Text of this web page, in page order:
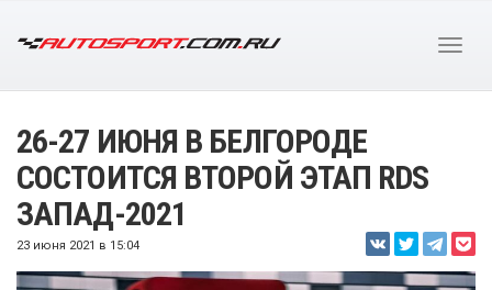
26-27 ИЮНЯ В БЕЛГОРОДЕ
СОСТОИТСЯ ВТОРОЙ ЭТАП RDS
ЗАПАД-2021
23 июня 2021 в 15:04